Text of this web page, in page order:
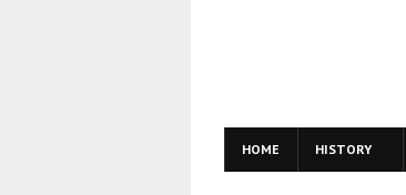
HOME HISTORY